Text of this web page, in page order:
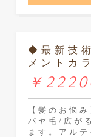
◆最新技
メントカ
￥
【髪のお悩
パヤ毛/広が
ます。アル